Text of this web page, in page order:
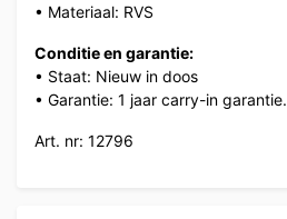
• Materiaal: RVS
Conditie en garantie:
• Staat: Nieuw in doos
• Garantie: 1 jaar carry-in garantie.
Art. nr: 12796